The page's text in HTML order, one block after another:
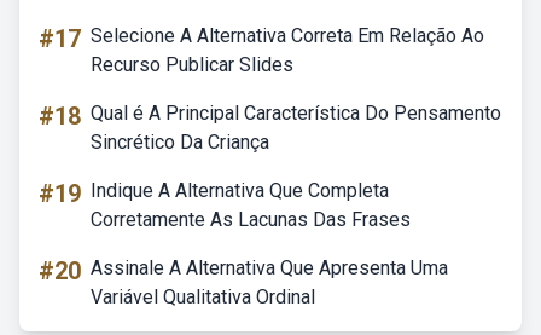
#17 Selecione A Alternativa Correta Em Relação Ao
Recurso Publicar Slides
#18 Qual é A Principal Característica Do Pensamento
Sincrético Da Criança
#19 Indique A Alternativa Que Completa
Corretamente As Lacunas Das Frases
#20 Assinale A Alternativa Que Apresenta Uma
Variável Qualitativa Ordinal